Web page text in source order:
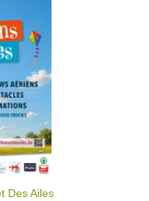
Des Ailes